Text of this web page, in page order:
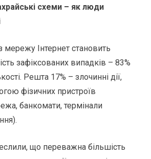
схеми – як люди
мережу Інтернет становить
зафіксованих випадків – 83%
Решта 17% – злочинні дії,
фізичних пристроїв
банкомати, термінали
що переважна більшість